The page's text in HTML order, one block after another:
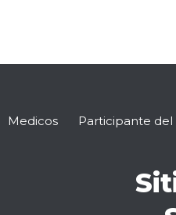
Medicos Participante del